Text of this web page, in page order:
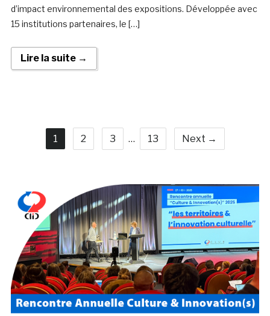
d’impact environnemental des expositions. Développée avec
15 institutions partenaires, le […]
Lire la suite →
1 2 3 … 13 Next →